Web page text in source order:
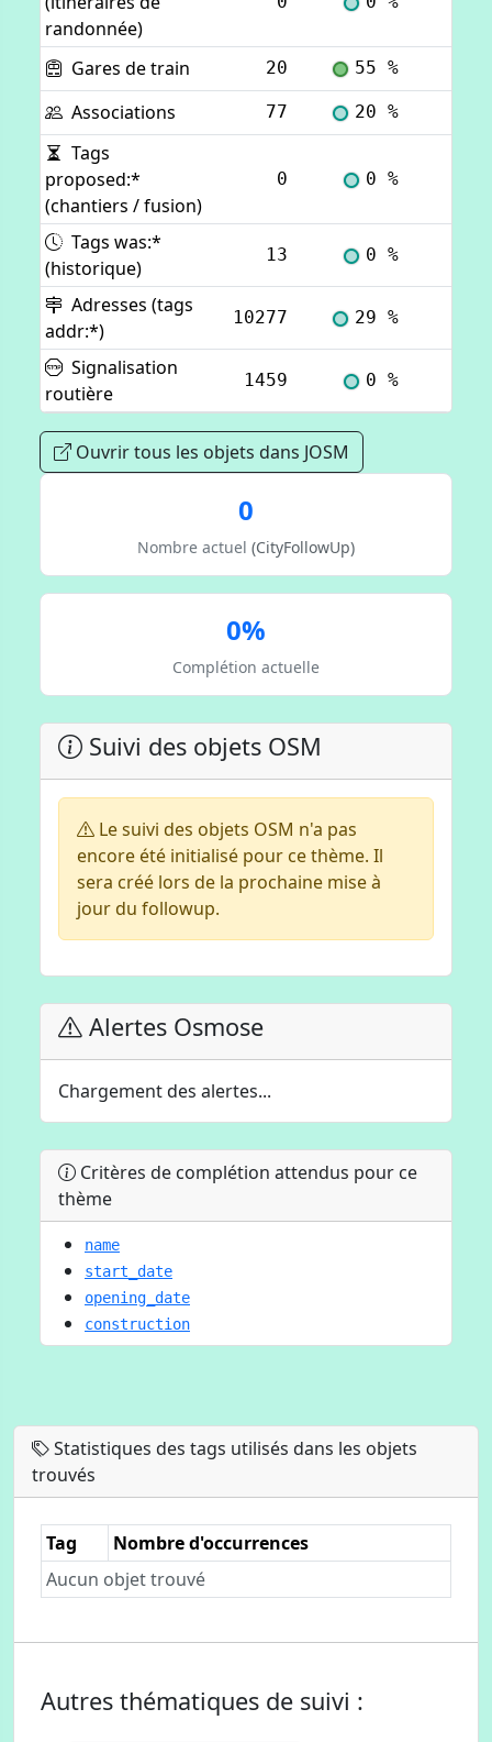
randonnée)
Gares de train 20 55 %
Associations 77 20 %
Tags
proposed:*
(chantiers / fusion)
0 0 %
Tags was:*
(historique)
13 0 %
Adresses (tags
addr:*)
10277 29 %
Signalisation
routière
1459 0 %
Ouvrir tous les objets dans JOSM
0
Nombre actuel (CityFollowUp)
0%
Complétion actuelle
Suivi des objets OSM
Le suivi des objets OSM n'a pas
encore été initialisé pour ce thème. Il
sera créé lors de la prochaine mise à
jour du followup.
Alertes Osmose
Chargement des alertes...
Critères de complétion attendus pour ce
thème
name
start_date
opening_date
construction
Statistiques des tags utilisés dans les objets
trouvés
Tag
Nombre d'occurrences
Aucun objet trouvé
Autres thématiques de suivi :